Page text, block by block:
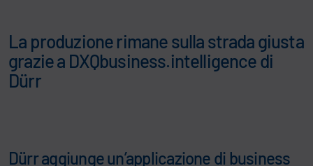
La produzione rimane sulla strada giusta
grazie a DXQbusiness.intelligence di
Dürr
Dürr aggiunge un’applicazione di business